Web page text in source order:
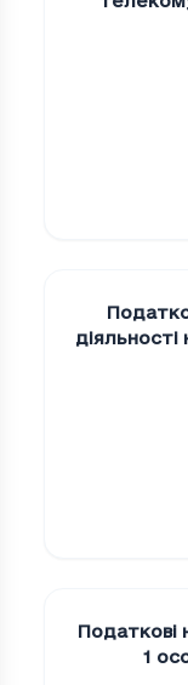
дiяльностi
Податкові
1